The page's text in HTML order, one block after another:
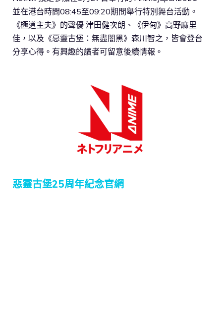
並在港台時間08:45至09:20期間舉行特別舞台活動。
《極道主夫》的聲優 津田健次朗、《伊甸》高野麻里
佳，以及《惡靈古堡：無盡闇黑》森川智之，皆會登台
分享心得。有興趣的讀者可留意後續情報。
惡靈古堡25周年紀念官網